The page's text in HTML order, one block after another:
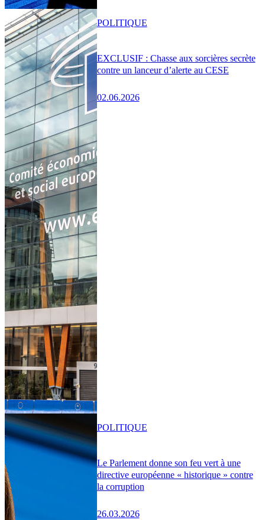
EXCLUSIF : Chasse aux sorcières secrète
contre un lanceur d’alerte au CESE
02.06.2026
POLITIQUE
Le Parlement donne son feu vert à une
directive européenne « historique » contre
la corruption
26.03.2026
POLITIQUE